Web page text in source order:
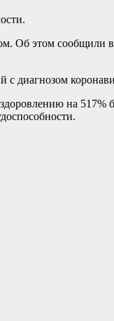
Об этом
диагнозом
на